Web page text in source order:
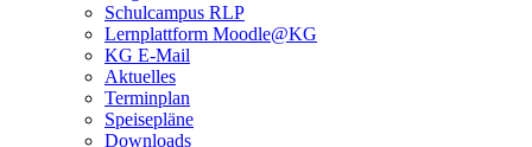
Schulcampus RLP
Lernplattform Moodle@KG
KG E-Mail
Aktuelles
Terminplan
Speisepläne
Downloads